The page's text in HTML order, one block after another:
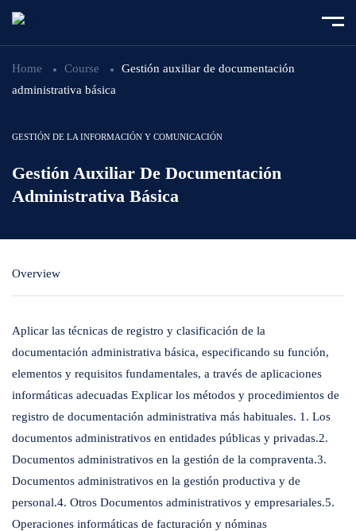
Home Course
Gestión auxiliar de documentación
administrativa básica
GESTIÓN DE LA INFORMACIÓN Y COMUNICACIÓN
Gestión Auxiliar De Documentación
Administrativa Básica
Overview
Aplicar las técnicas de registro y clasificación de la
documentación administrativa básica, especificando su función,
elementos y requisitos fundamentales, a través de aplicaciones
informáticas adecuadas Explicar los métodos y procedimientos de
registro de documentación administrativa más habituales. 1. Los
documentos administrativos en entidades públicas y privadas.2.
Documentos administrativos en la gestión de la compraventa.3.
Documentos administrativos en la gestión productiva y de
personal.4. Otros Documentos administrativos y empresariales.5.
Operaciones informáticas de facturación y nóminas